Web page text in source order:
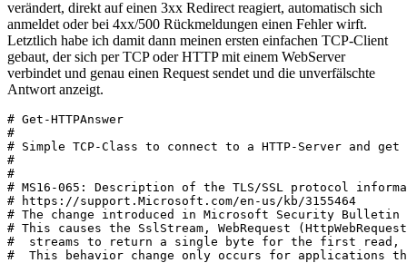
verändert, direkt auf einen 3xx Redirect reagiert, automatisch sich
anmeldet oder bei 4xx/500 Rückmeldungen einen Fehler wirft.
Letztlich habe ich damit dann meinen ersten einfachen TCP-Client
gebaut, der sich per TCP oder HTTP mit einem WebServer
verbindet und genau einen Request sendet und die unverfälschte
Antwort anzeigt.
# Get-HTTPAnswer
#
# Simple TCP-Class to connect to a HTTP-Server and
#
#
# MS16-065: Description of the TLS/SSL protocol
# https://support.Microsoft.com/en-us/kb/3155464
# The change introduced in Microsoft Security
# This causes the SslStream, WebRequest
#  streams to return a single byte for the first read,
#  This behavior change only occurs for applications